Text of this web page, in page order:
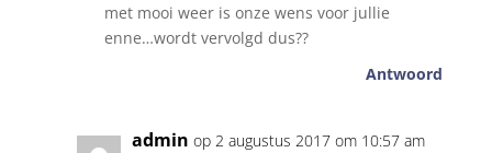
met mooi weer is onze wens voor jullie
enne…wordt vervolgd dus??
Antwoord
admin op 2 augustus 2017 om 10:57 am